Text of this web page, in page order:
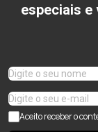
especiais e
Aceito receber o